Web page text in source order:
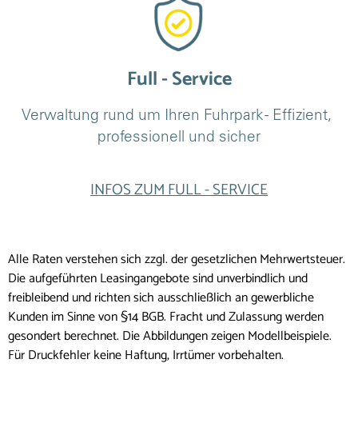
Full - Service
Verwaltung rund um Ihren Fuhrpark - Effizient,
professionell und sicher
INFOS ZUM FULL - SERVICE
Alle Raten verstehen sich zzgl. der gesetzlichen Mehrwertsteuer.
Die aufgeführten Leasingangebote sind unverbindlich und
freibleibend und richten sich ausschließlich an gewerbliche
Kunden im Sinne von §14 BGB. Fracht und Zulassung werden
gesondert berechnet. Die Abbildungen zeigen Modellbeispiele.
Für Druckfehler keine Haftung, Irrtümer vorbehalten.